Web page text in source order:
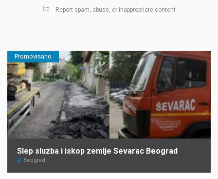
Report spam, abuse, or inappropriate content
Promovisano
Slep sluzba i iskop zemlje Sevarac Beograd
Beograd